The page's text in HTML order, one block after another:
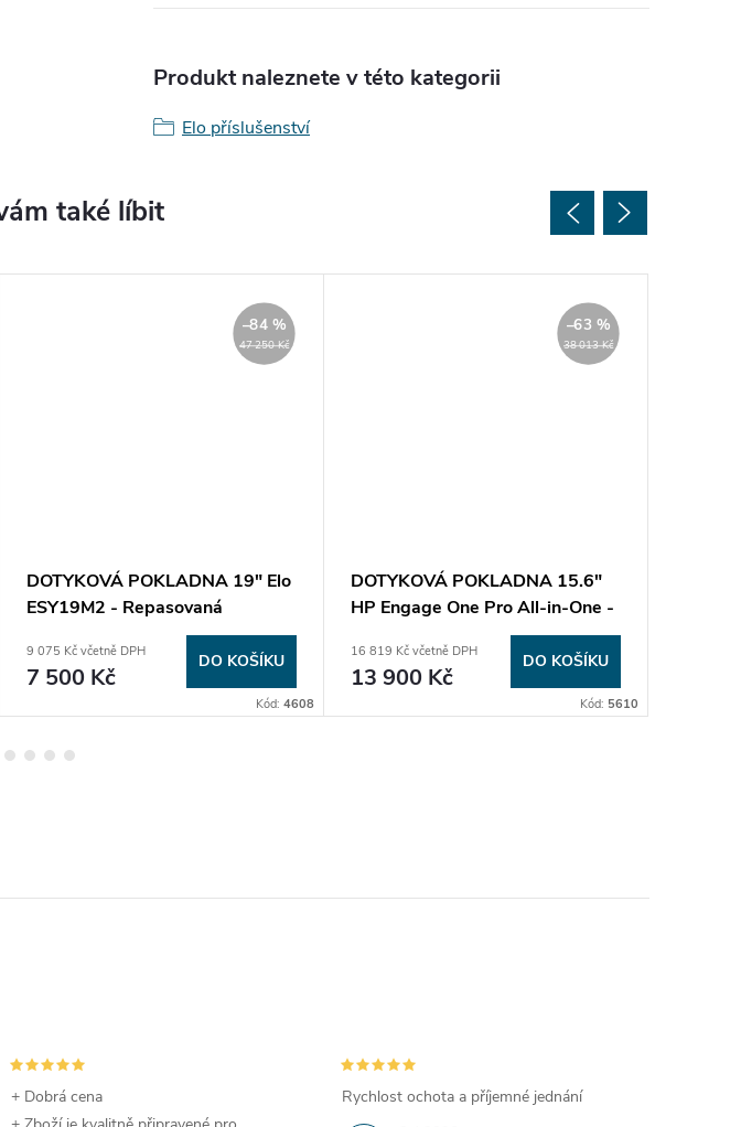
Produkt naleznete v této kategorii
Elo příslušenství
47 250 Kč
–84 %
DOTYKOVÁ POKLADNA 19" Elo
ESY19M2 - Repasovaná
9 075 Kč včetně DPH
7 500 Kč
DO KOŠÍKU
Kód: 4608
38 013 Kč
–63 %
DOTYKOVÁ POKLADNA 15.6"
HP Engage One Pro All-in-One -
16 819 Kč včetně DPH
13 900 Kč
DO KOŠÍKU
Kód: 5610
+ Dobrá cena
Rychlost ochota a příjemné jednání